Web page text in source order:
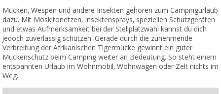
Mücken, Wespen und andere Insekten gehören zum Campingurlaub
dazu. Mit Moskitonetzen, Insektensprays, speziellen Schutzgeräten
und etwas Aufmerksamkeit bei der Stellplatzwahl kannst du dich
jedoch zuverlässig schützen. Gerade durch die zunehmende
Verbreitung der Afrikanischen Tigermücke gewinnt ein guter
Mückenschutz beim Camping weiter an Bedeutung. So steht einem
entspannten Urlaub im Wohnmobil, Wohnwagen oder Zelt nichts im
Weg.